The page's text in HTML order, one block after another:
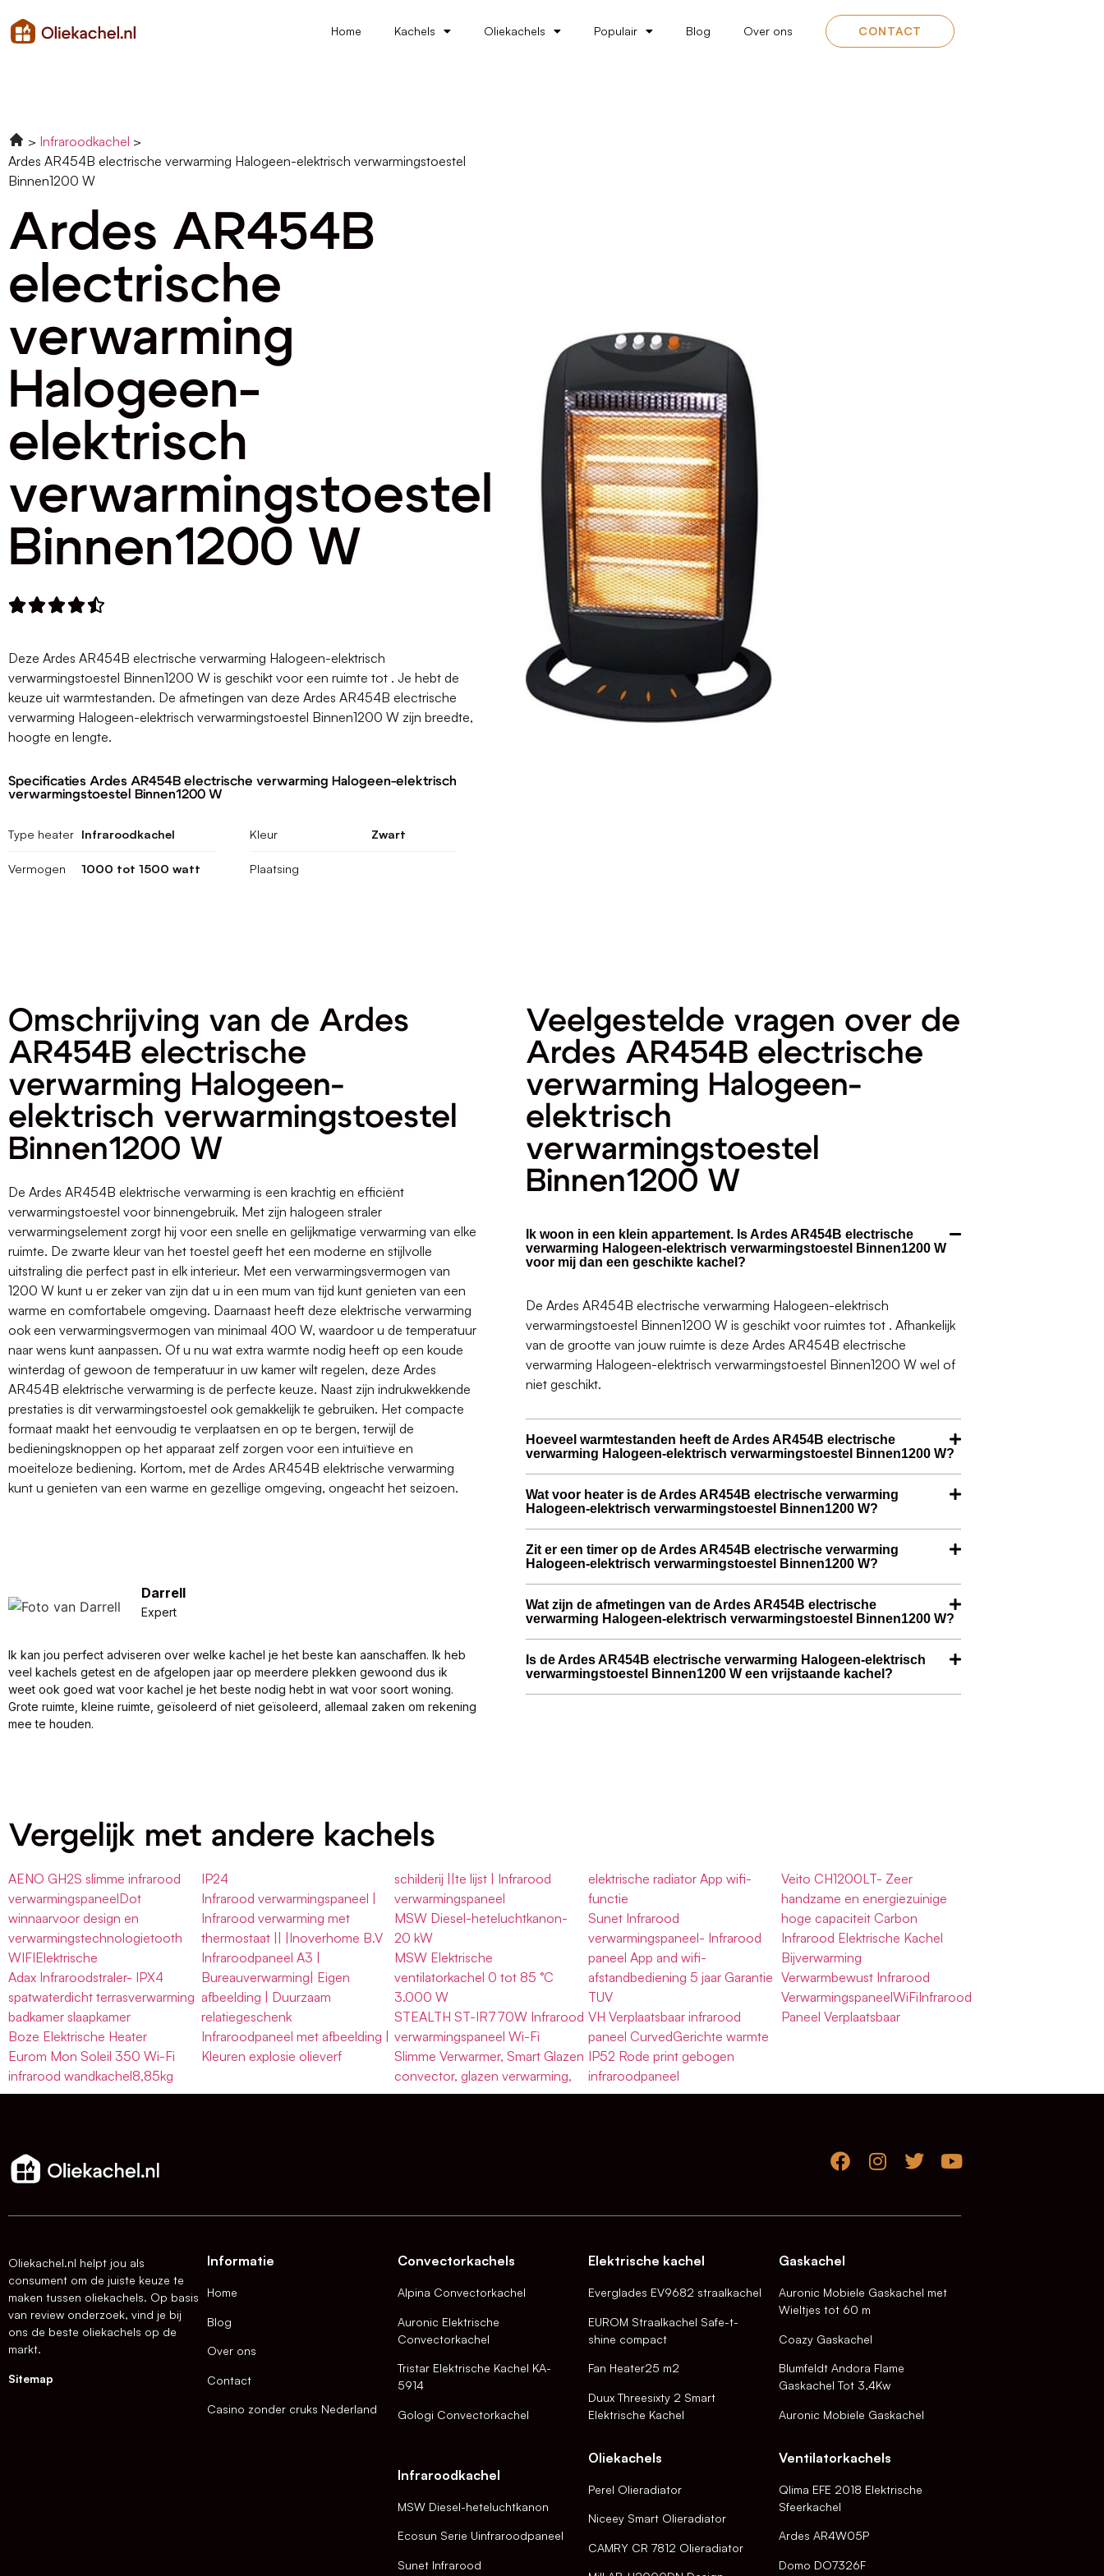
Home Kachels Oliekachels Populair Blog Over ons CONTACT
Infraroodkachel
Ardes AR454B electrische verwarming Halogeen-elektrisch verwarmingstoestel
Binnen1200 W
Ardes AR454B
electrische
verwarming
Halogeen-
elektrisch
verwarmingstoestel
Binnen1200 W

Deze Ardes AR454B electrische verwarming Halogeen-elektrisch
verwarmingstoestel Binnen1200 W is geschikt voor een ruimte tot . Je hebt de
keuze uit warmtestanden. De afmetingen van deze Ardes AR454B electrische
verwarming Halogeen-elektrisch verwarmingstoestel Binnen1200 W zijn breedte,
hoogte en lengte.
Specificaties Ardes AR454B electrische verwarming Halogeen-elektrisch
verwarmingstoestel Binnen1200 W
Type heater Infraroodkachel
Vermogen 1000 tot 1500 watt
Kleur Zwart
Plaatsing
Omschrijving van de Ardes
AR454B electrische
verwarming Halogeen-
elektrisch verwarmingstoestel
Binnen1200 W
De Ardes AR454B elektrische verwarming is een krachtig en efficiënt
verwarmingstoestel voor binnengebruik. Met zijn halogeen straler
verwarmingselement zorgt hij voor een snelle en gelijkmatige verwarming van elke
ruimte. De zwarte kleur van het toestel geeft het een moderne en stijlvolle
uitstraling die perfect past in elk interieur. Met een verwarmingsvermogen van
1200 W kunt u er zeker van zijn dat u in een mum van tijd kunt genieten van een
warme en comfortabele omgeving. Daarnaast heeft deze elektrische verwarming
ook een verwarmingsvermogen van minimaal 400 W, waardoor u de temperatuur
naar wens kunt aanpassen. Of u nu wat extra warmte nodig heeft op een koude
winterdag of gewoon de temperatuur in uw kamer wilt regelen, deze Ardes
AR454B elektrische verwarming is de perfecte keuze. Naast zijn indrukwekkende
prestaties is dit verwarmingstoestel ook gemakkelijk te gebruiken. Het compacte
formaat maakt het eenvoudig te verplaatsen en op te bergen, terwijl de
bedieningsknoppen op het apparaat zelf zorgen voor een intuïtieve en
moeiteloze bediening. Kortom, met de Ardes AR454B elektrische verwarming
kunt u genieten van een warme en gezellige omgeving, ongeacht het seizoen.
Darrell
Expert
Ik kan jou perfect adviseren over welke kachel je het beste kan aanschaffen. Ik heb
veel kachels getest en de afgelopen jaar op meerdere plekken gewoond dus ik
weet ook goed wat voor kachel je het beste nodig hebt in wat voor soort woning.
Grote ruimte, kleine ruimte, geïsoleerd of niet geïsoleerd, allemaal zaken om rekening
mee te houden.
Veelgestelde vragen over de
Ardes AR454B electrische
verwarming Halogeen-
elektrisch
verwarmingstoestel
Binnen1200 W
Ik woon in een klein appartement. Is Ardes AR454B electrische
verwarming Halogeen-elektrisch verwarmingstoestel Binnen1200 W
voor mij dan een geschikte kachel?
De Ardes AR454B electrische verwarming Halogeen-elektrisch
verwarmingstoestel Binnen1200 W is geschikt voor ruimtes tot . Afhankelijk
van de grootte van jouw ruimte is deze Ardes AR454B electrische
verwarming Halogeen-elektrisch verwarmingstoestel Binnen1200 W wel of
niet geschikt.
Hoeveel warmtestanden heeft de Ardes AR454B electrische
verwarming Halogeen-elektrisch verwarmingstoestel Binnen1200 W?
Wat voor heater is de Ardes AR454B electrische verwarming
Halogeen-elektrisch verwarmingstoestel Binnen1200 W?
Zit er een timer op de Ardes AR454B electrische verwarming
Halogeen-elektrisch verwarmingstoestel Binnen1200 W?
Wat zijn de afmetingen van de Ardes AR454B electrische
verwarming Halogeen-elektrisch verwarmingstoestel Binnen1200 W?
Is de Ardes AR454B electrische verwarming Halogeen-elektrisch
verwarmingstoestel Binnen1200 W een vrijstaande kachel?
Vergelijk met andere kachels
AENO GH2S slimme infrarood
verwarmingspaneelDot
winnaarvoor design en
verwarmingstechnologietooth
WIFIElektrische
Adax Infraroodstraler- IPX4
spatwaterdicht terrasverwarming
badkamer slaapkamer
Boze Elektrische Heater
Eurom Mon Soleil 350 Wi-Fi
infrarood wandkachel8,85kg
IP24
Infrarood verwarmingspaneel |
Infrarood verwarming met
thermostaat || |Inoverhome B.V
Infraroodpaneel A3 |
Bureauverwarming| Eigen
afbeelding | Duurzaam
relatiegeschenk
Infraroodpaneel met afbeelding |
Kleuren explosie olieverf
schilderij ||te lijst | Infrarood
verwarmingspaneel
MSW Diesel-heteluchtkanon-
20 kW
MSW Elektrische
ventilatorkachel 0 tot 85 °C
3.000 W
STEALTH ST-IR770W Infrarood
verwarmingspaneel Wi-Fi
Slimme Verwarmer, Smart Glazen
convector, glazen verwarming,
elektrische radiator App wifi-
functie
Sunet Infrarood
verwarmingspaneel- Infrarood
paneel App and wifi-
afstandbediening 5 jaar Garantie
TUV
VH Verplaatsbaar infrarood
paneel CurvedGerichte warmte
IP52 Rode print gebogen
infraroodpaneel
Veito CH1200LT- Zeer
handzame en energiezuinige
hoge capaciteit Carbon
Infrarood Elektrische Kachel
Bijverwarming
Verwarmbewust Infrarood
VerwarmingspaneelWiFiInfrarood
Paneel Verplaatsbaar
Oliekachel.nl helpt jou als
consument om de juiste keuze te
maken tussen oliekachels. Op basis
van review onderzoek, vind je bij
ons de beste oliekachels op de
markt.
Sitemap
Informatie
Home
Blog
Over ons
Contact
Casino zonder cruks Nederland
Convectorkachels
Alpina Convectorkachel
Auronic Elektrische
Convectorkachel
Tristar Elektrische Kachel KA-
5914
Gologi Convectorkachel
Infraroodkachel
MSW Diesel-heteluchtkanon
Ecosun Serie Uinfraroodpaneel
Sunet Infrarood
Elektrische kachel
Everglades EV9682 straalkachel
EUROM Straalkachel Safe-t-
shine compact
Fan Heater25 m2
Duux Threesixty 2 Smart
Elektrische Kachel
Oliekachels
Perel Olieradiator
Niceey Smart Olieradiator
CAMRY CR 7812 Olieradiator
Gaskachel
Auronic Mobiele Gaskachel met
Wieltjes tot 60 m
Coazy Gaskachel
Blumfeldt Andora Flame
Gaskachel Tot 3,4Kw
Auronic Mobiele Gaskachel
Ventilatorkachels
Qlima EFE 2018 Elektrische
Sfeerkachel
Ardes AR4W05P
Domo DO7326F